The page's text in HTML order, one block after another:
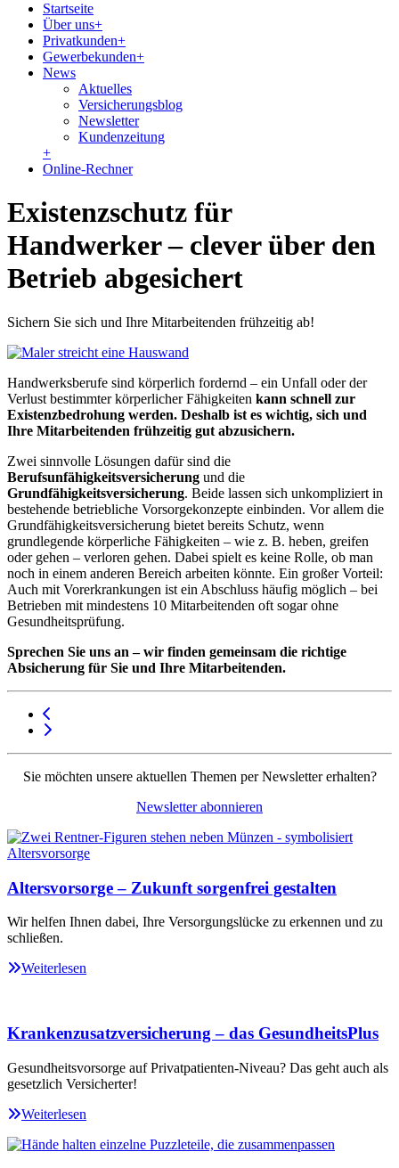
Startseite
Über uns+
Privatkunden+
Gewerbekunden+
News
Aktuelles
Versicherungsblog
Newsletter
Kundenzeitung
+
Online-Rechner
Existenzschutz für
Handwerker – clever über den
Betrieb abgesichert
Sichern Sie sich und Ihre Mitarbeitenden frühzeitig ab!
Handwerksberufe sind körperlich fordernd – ein Unfall oder der
Verlust bestimmter körperlicher Fähigkeiten kann schnell zur
Existenzbedrohung werden. Deshalb ist es wichtig, sich und
Ihre Mitarbeitenden frühzeitig gut abzusichern.
Zwei sinnvolle Lösungen dafür sind die
Berufsunfähigkeitsversicherung und die
Grundfähigkeitsversicherung. Beide lassen sich unkompliziert in
bestehende betriebliche Vorsorgekonzepte einbinden. Vor allem die
Grundfähigkeitsversicherung bietet bereits Schutz, wenn
grundlegende körperliche Fähigkeiten – wie z. B. heben, greifen
oder gehen – verloren gehen. Dabei spielt es keine Rolle, ob man
noch in einem anderen Bereich arbeiten könnte. Ein großer Vorteil:
Auch mit Vorerkrankungen ist ein Abschluss häufig möglich – bei
Betrieben mit mindestens 10 Mitarbeitenden oft sogar ohne
Gesundheitsprüfung.
Sprechen Sie uns an – wir finden gemeinsam die richtige
Absicherung für Sie und Ihre Mitarbeitenden.
Sie möchten unsere aktuellen Themen per Newsletter erhalten?
Newsletter abonnieren
Altersvorsorge – Zukunft sorgenfrei gestalten
Wir helfen Ihnen dabei, Ihre Versorgungslücke zu erkennen und zu
schließen.
Weiterlesen
Krankenzusatzversicherung – das GesundheitsPlus
Gesundheitsvorsorge auf Privatpatienten-Niveau? Das geht auch als
gesetzlich Versicherter!
Weiterlesen